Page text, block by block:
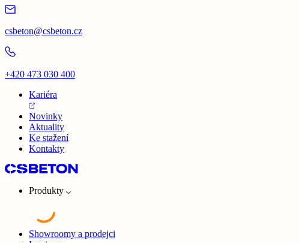
csbeton@csbeton.cz
+420 473 030 400
Kariéra
Novinky
Aktuality
Ke stažení
Kontakty
Produkty
Showroomy a prodejci